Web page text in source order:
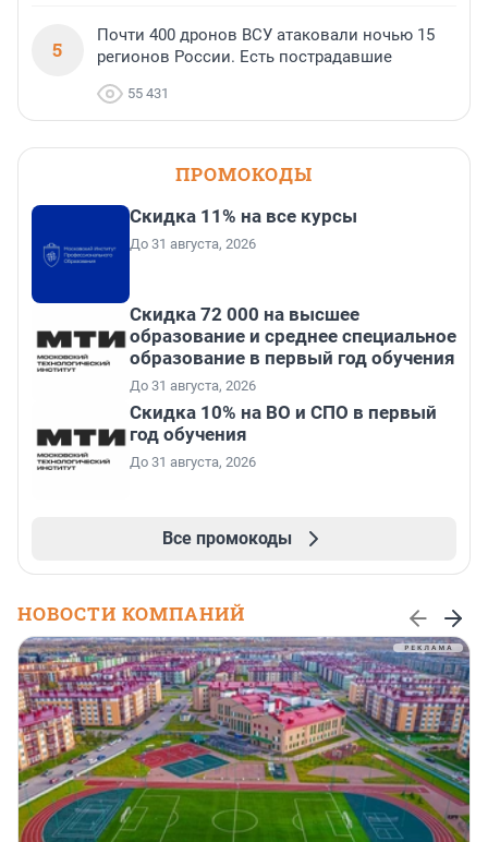
5
Почти 400 дронов ВСУ атаковали ночью 15
регионов России. Есть пострадавшие
55 431
ПРОМОКОДЫ
Скидка 11% на все курсы
До 31 августа, 2026
Скидка 72 000 на высшее
образование и среднее специальное
образование в первый год обучения
До 31 августа, 2026
Скидка 10% на ВО и СПО в первый
год обучения
До 31 августа, 2026
Все промокоды
НОВОСТИ КОМПАНИЙ